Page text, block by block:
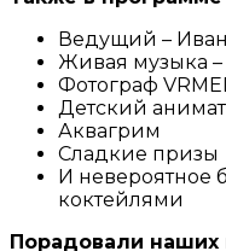
Ведущий –
Живая музыка
Фотограф
Детский
Аквагрим
Сладкие призы
И невероятное
коктейлями
Порадовали